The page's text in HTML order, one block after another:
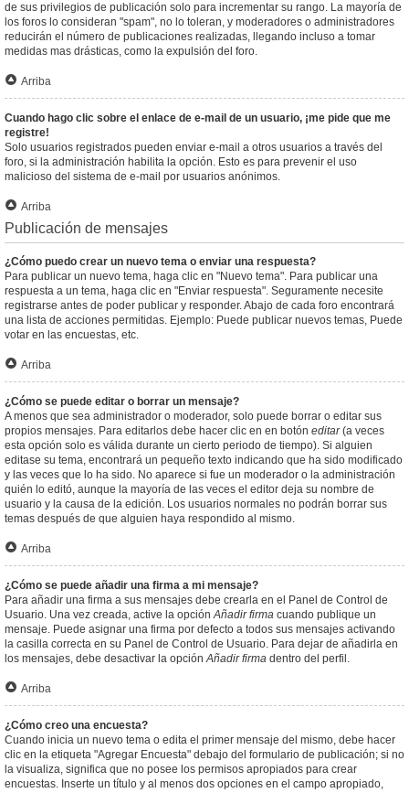
de sus privilegios de publicación solo para incrementar su rango. La mayoría de
los foros lo consideran "spam", no lo toleran, y moderadores o administradores
reducirán el número de publicaciones realizadas, llegando incluso a tomar
medidas mas drásticas, como la expulsión del foro.
Arriba
Cuando hago clic sobre el enlace de e-mail de un usuario, ¡me pide que me
registre!
Solo usuarios registrados pueden enviar e-mail a otros usuarios a través del
foro, si la administración habilita la opción. Esto es para prevenir el uso
malicioso del sistema de e-mail por usuarios anónimos.
Arriba
Publicación de mensajes
¿Cómo puedo crear un nuevo tema o enviar una respuesta?
Para publicar un nuevo tema, haga clic en "Nuevo tema". Para publicar una
respuesta a un tema, haga clic en "Enviar respuesta". Seguramente necesite
registrarse antes de poder publicar y responder. Abajo de cada foro encontrará
una lista de acciones permitidas. Ejemplo: Puede publicar nuevos temas, Puede
votar en las encuestas, etc.
Arriba
¿Cómo se puede editar o borrar un mensaje?
A menos que sea administrador o moderador, solo puede borrar o editar sus
propios mensajes. Para editarlos debe hacer clic en en botón editar(a veces
esta opción solo es válida durante un cierto periodo de tiempo). Si alguien
editase su tema, encontrará un pequeño texto indicando que ha sido modificado
y las veces que lo ha sido. No aparece si fue un moderador o la administración
quién lo editó, aunque la mayoría de las veces el editor deja su nombre de
usuario y la causa de la edición. Los usuarios normales no podrán borrar sus
temas después de que alguien haya respondido al mismo.
Arriba
¿Cómo se puede añadir una firma a mi mensaje?
Para añadir una firma a sus mensajes debe crearla en el Panel de Control de
Usuario. Una vez creada, active la opciónAñadir firma cuando publique un
mensaje. Puede asignar una firma por defecto a todos sus mensajes activando
la casilla correcta en su Panel de Control de Usuario. Para dejar de añadirla en
los mensajes, debe desactivar la opciónAñadir firma dentro del perfil.
Arriba
¿Cómo creo una encuesta?
Cuando inicia un nuevo tema o edita el primer mensaje del mismo, debe hacer
clic en la etiqueta "Agregar Encuesta" debajo del formulario de publicación; si no
la visualiza, significa que no posee los permisos apropiados para crear
encuestas. Inserte un título y al menos dos opciones en el campo apropiado,